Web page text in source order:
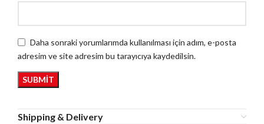
Daha sonraki yorumlarımda kullanılması için adım, e-posta
adresim ve site adresim bu tarayıcıya kaydedilsin.
Shipping & Delivery